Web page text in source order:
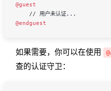
@guest
    // 用户未认证...
@endguest
如果需要，你可以在使用
查的认证守卫：